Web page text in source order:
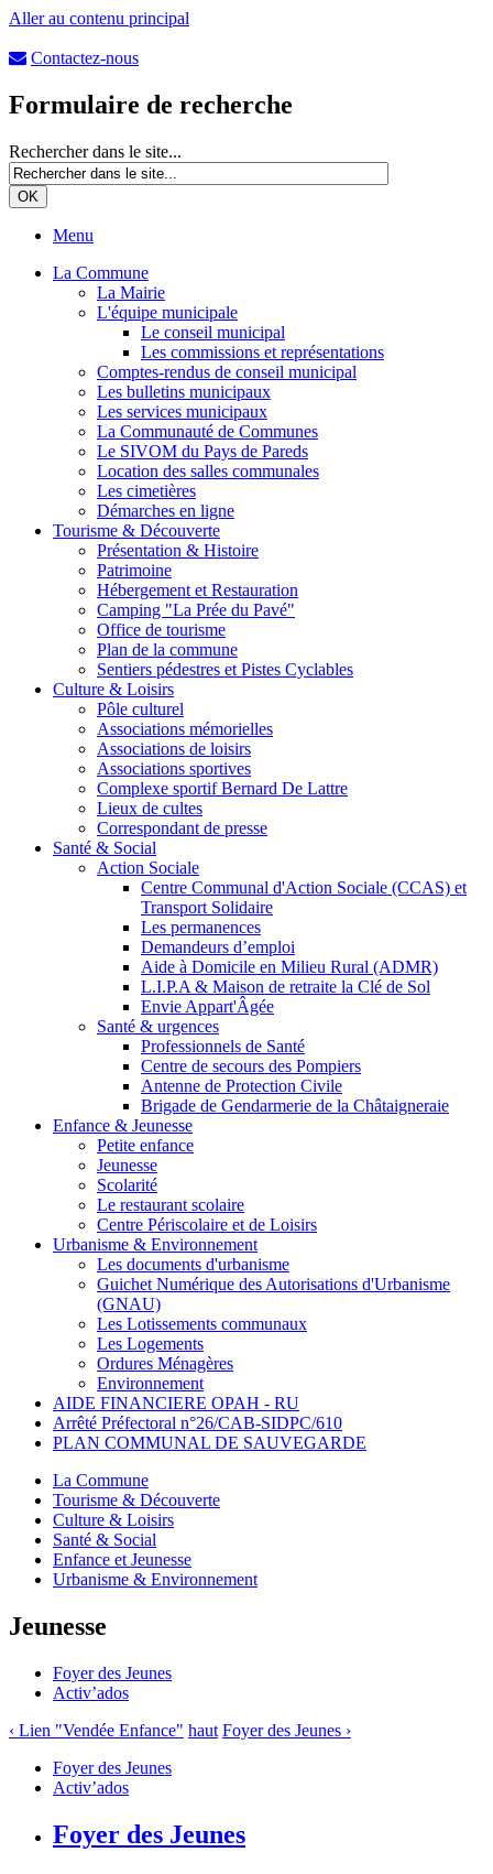
Aller au contenu principal
Contactez-nous
Formulaire de recherche
Rechercher dans le site...
Menu
La Commune
La Mairie
L'équipe municipale
Le conseil municipal
Les commissions et représentations
Comptes-rendus de conseil municipal
Les bulletins municipaux
Les services municipaux
La Communauté de Communes
Le SIVOM du Pays de Pareds
Location des salles communales
Les cimetières
Démarches en ligne
Tourisme & Découverte
Présentation & Histoire
Patrimoine
Hébergement et Restauration
Camping "La Prée du Pavé"
Office de tourisme
Plan de la commune
Sentiers pédestres et Pistes Cyclables
Culture & Loisirs
Pôle culturel
Associations mémorielles
Associations de loisirs
Associations sportives
Complexe sportif Bernard De Lattre
Lieux de cultes
Correspondant de presse
Santé & Social
Action Sociale
Centre Communal d'Action Sociale (CCAS) et
Transport Solidaire
Les permanences
Demandeurs d’emploi
Aide à Domicile en Milieu Rural (ADMR)
L.I.P.A & Maison de retraite la Clé de Sol
Envie Appart'Âgée
Santé & urgences
Professionnels de Santé
Centre de secours des Pompiers
Antenne de Protection Civile
Brigade de Gendarmerie de la Châtaigneraie
Enfance & Jeunesse
Petite enfance
Jeunesse
Scolarité
Le restaurant scolaire
Centre Périscolaire et de Loisirs
Urbanisme & Environnement
Les documents d'urbanisme
Guichet Numérique des Autorisations d'Urbanisme
(GNAU)
Les Lotissements communaux
Les Logements
Ordures Ménagères
Environnement
AIDE FINANCIERE OPAH - RU
Arrêté Préfectoral n°26/CAB-SIDPC/610
PLAN COMMUNAL DE SAUVEGARDE
La Commune
Tourisme & Découverte
Culture & Loisirs
Santé & Social
Enfance et Jeunesse
Urbanisme & Environnement
Jeunesse
Foyer des Jeunes
Activ’ados
‹ Lien "Vendée Enfance" haut Foyer des Jeunes ›
Foyer des Jeunes
Activ’ados
Foyer des Jeunes